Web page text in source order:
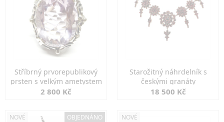
Stříbrný prvorepublikový
prsten s velkým ametystem
2 800 Kč
Starožitný náhrdelník s
českými granáty
18 500 Kč
NOVÉ OBJEDNÁNO NOVÉ